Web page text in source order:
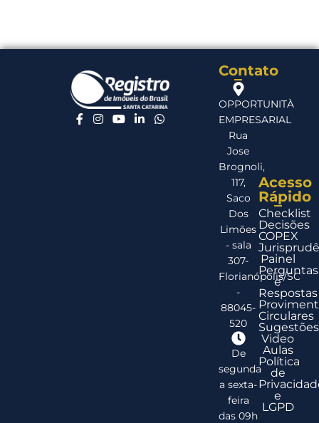
Contato
OPPORTUNITÀ
EMPRESARIAL
Rua
Jose
Brognoli,
117,
Saco
Dos
Limões
- sala
307-
Florianópolis/SC
-
88045-
520
De
segunda
a sexta-
feira
das 09h
Acesso
Rápido
Checklist
Decisões
COPEX
Painel
Perguntas
e
Respostas
Circulares
Sugestões
Video
Aulas
Política
de
e
LGPD